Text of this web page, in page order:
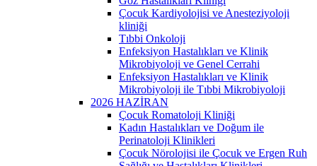
Çocuk Kardiyolojisi ve Anesteziyoloji
kliniği
Tıbbi Onkoloji
Enfeksiyon Hastalıkları ve Klinik
Mikrobiyoloji ve Genel Cerrahi
Enfeksiyon Hastalıkları ve Klinik
Mikrobiyoloji ile Tıbbi Mikrobiyoloji
2026 HAZİRAN
Çocuk Romatoloji Kliniği
Kadın Hastalıkları ve Doğum ile
Perinatoloji Klinikleri
Çocuk Nörolojisi ile Çocuk ve Ergen Ruh